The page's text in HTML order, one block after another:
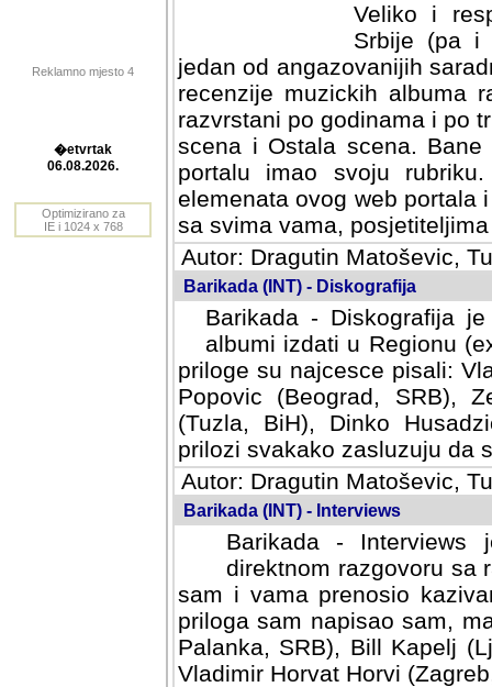
Reklamno mjesto 4
Veliko i
Srbije (pa i
jedan od angazovanijih
recenzije muzickih albuma
razvrstani po godinama i po
scena i Ostala scena.
portalu imao svoju
elemenata ovog web portala
sa svima vama,
Autor: Dragutin Matoševic,
Barikada (INT) - Diskografija
Barikada - Diskografija
albumi izdati u Regionu
priloge su najcesce pisali:
Popovic (Beograd, SRB),
(Tuzla, BiH), Dinko
prilozi svakako zasluzuju da
Autor: Dragutin Matoševic,
Barikada (INT) - Interviews
Barikada -
direktnom razgovoru sa
sam i vama prenosio
priloga sam napisao sam,
Palanka, SRB), Bill Kapelj
Vladimir Horvat Horvi